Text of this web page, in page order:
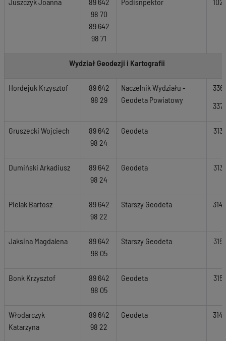
98 70
89 642
98 71
Wydział Geodezji i Kartografii
Hordejuk Krzysztof
89 642
98 29
Naczelnik Wydziału -
Geodeta Powiatowy
336
337
Gruszecki Wojciech
89 642
98 24
Geodeta 313
Dumiński Arkadiusz
89 642
98 24
Geodeta 313
Pielak Bartosz
89 642
98 22
Starszy Geodeta 314
Jaksina Magdalena
89 642
98 05
Starszy Geodeta 315
Bonk Krzysztof
89 642
98 05
Geodeta 315
Włodarczyk
Katarzyna
89 642
98 22
Geodeta 314